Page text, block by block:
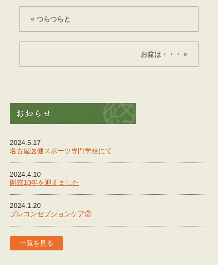
« つらつらと
お盆は・・・ »
2024.5.17
名古屋医健スポーツ専門学校にて
2024.4.10
開院10年を迎えました
2024.1.20
プレコンセプションケア②
一覧を見る